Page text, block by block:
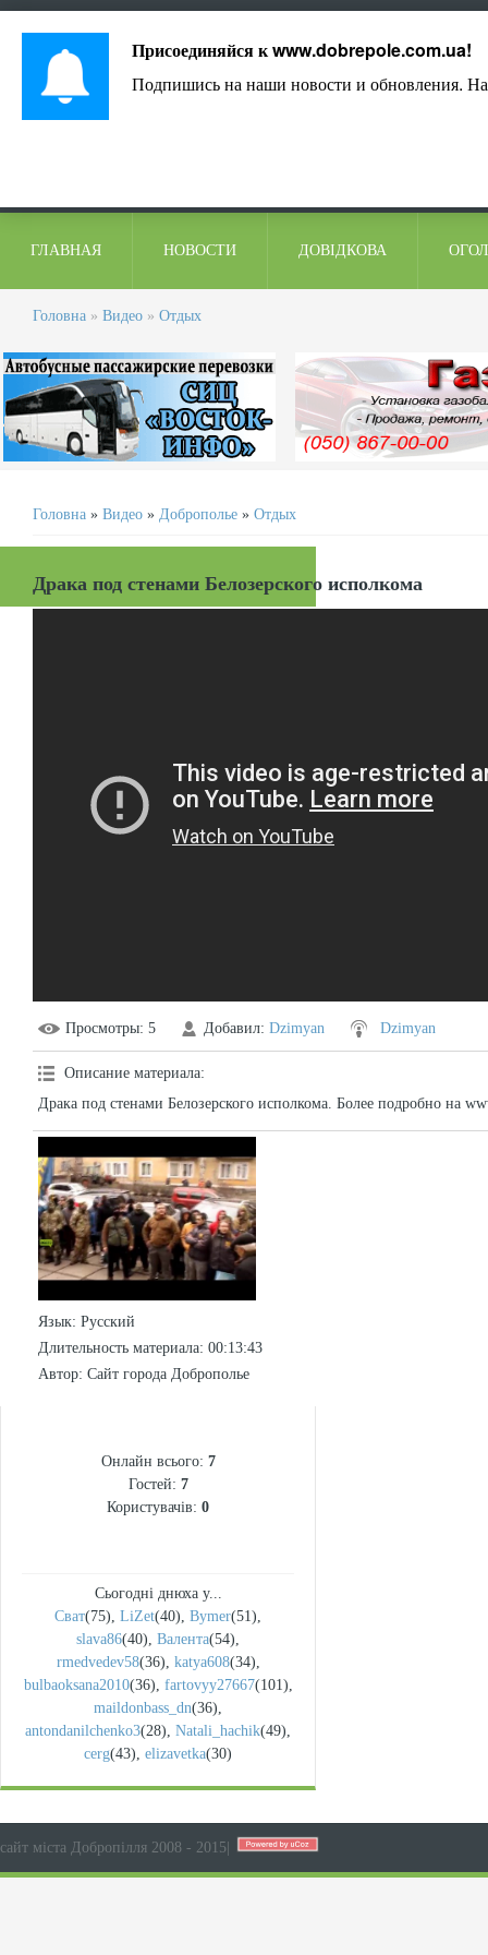
ГЛАВНАЯ НОВОСТИ ДОВІДКОВА
Головна » Видео » Отдых
Головна » Видео » Доброполье » Отдых
Драка под стенами Белозерского исполкома
Просмотры: 5 Добавил: Dzimyan Dzimyan
Описание материала:
Драка под стенами Белозерского исполкома. Более подробно на
Язык: Русский
Длительность материала: 00:13:43
Автор: Сайт города Доброполье
Онлайн всього: 7
Гостей: 7
Користувачів: 0
Сьогодні днюха у...
Сват(75), LiZet(40), Bymer(51),
slava86(40), Валента(54),
rmedvedev58(36), katya608(34),
bulbaoksana2010(36), fartovyy27667(101),
maildonbass_dn(36),
antondanilchenko3(28), Natali_hachik(49),
cerg(43), elizavetka(30)
сайт міста Добропілля 2008 - 2015
Присоединяйся кwww.dobrepole.com.ua!
Подпишись на наши новости и обновления.